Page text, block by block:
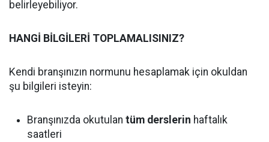
belirleyebiliyor.
HANGİ BİLGİLERİ TOPLAMALISINIZ?
Kendi branşınızın normunu hesaplamak için okuldan
şu bilgileri isteyin:
Branşınızda okutulan tüm derslerin haftalık
saatleri